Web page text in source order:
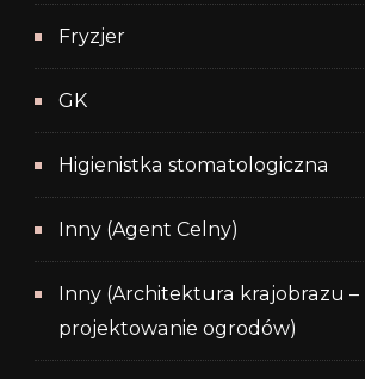
Fryzjer
GK
Higienistka stomatologiczna
Inny (Agent Celny)
Inny (Architektura krajobrazu –
projektowanie ogrodów)